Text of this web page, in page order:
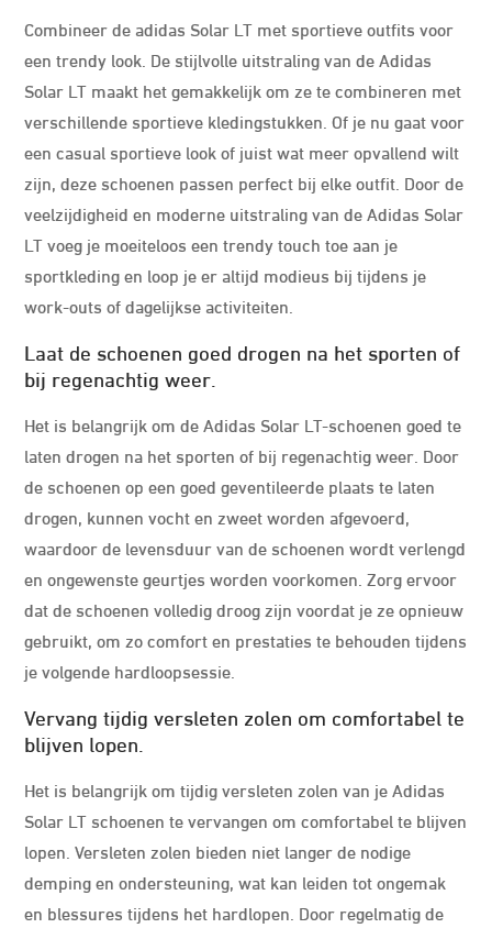
Combineer de adidas Solar LT met sportieve outfits voor
een trendy look. De stijlvolle uitstraling van de Adidas
Solar LT maakt het gemakkelijk om ze te combineren met
verschillende sportieve kledingstukken. Of je nu gaat voor
een casual sportieve look of juist wat meer opvallend wilt
zijn, deze schoenen passen perfect bij elke outfit. Door de
veelzijdigheid en moderne uitstraling van de Adidas Solar
LT voeg je moeiteloos een trendy touch toe aan je
sportkleding en loop je er altijd modieus bij tijdens je
work-outs of dagelijkse activiteiten.
Laat de schoenen goed drogen na het sporten of
bij regenachtig weer.
Het is belangrijk om de Adidas Solar LT-schoenen goed te
laten drogen na het sporten of bij regenachtig weer. Door
de schoenen op een goed geventileerde plaats te laten
drogen, kunnen vocht en zweet worden afgevoerd,
waardoor de levensduur van de schoenen wordt verlengd
en ongewenste geurtjes worden voorkomen. Zorg ervoor
dat de schoenen volledig droog zijn voordat je ze opnieuw
gebruikt, om zo comfort en prestaties te behouden tijdens
je volgende hardloopsessie.
Vervang tijdig versleten zolen om comfortabel te
blijven lopen.
Het is belangrijk om tijdig versleten zolen van je Adidas
Solar LT schoenen te vervangen om comfortabel te blijven
lopen. Versleten zolen bieden niet langer de nodige
demping en ondersteuning, wat kan leiden tot ongemak
en blessures tijdens het hardlopen. Door regelmatig de